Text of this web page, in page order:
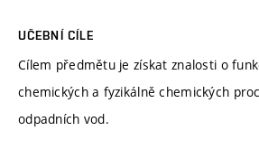
UČEBNÍ CÍLE
Cílem předmětu je získat znalosti o
chemických a fyzikálně chemických
odpadních vod.